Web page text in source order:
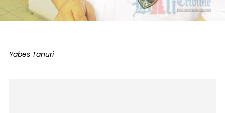
Yabes Tanuri